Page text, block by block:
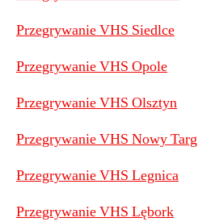
Przegrywanie VHS Siedlce
Przegrywanie VHS Opole
Przegrywanie VHS Olsztyn
Przegrywanie VHS Nowy Targ
Przegrywanie VHS Legnica
Przegrywanie VHS Lębork